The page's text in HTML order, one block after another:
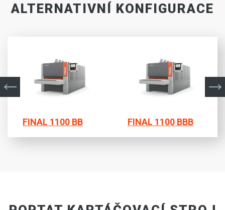
ALTERNATIVNÍ KONFIGURACE
FINAL 1100 BB FINAL 1100 BBB